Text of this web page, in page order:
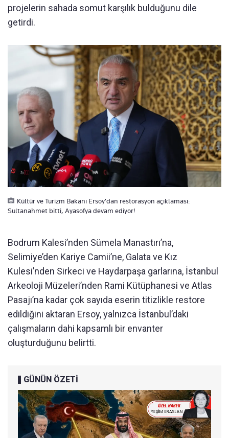
projelerin sahada somut karşılık bulduğunu dile
getirdi.
Kültür ve Turizm Bakanı Ersoy'dan restorasyon açıklaması:
Sultanahmet bitti, Ayasofya devam ediyor!
Bodrum Kalesi’nden Sümela Manastırı’na,
Selimiye’den Kariye Camii’ne, Galata ve Kız
Kulesi’nden Sirkeci ve Haydarpaşa garlarına, İstanbul
Arkeoloji Müzeleri’nden Rami Kütüphanesi ve Atlas
Pasajı’na kadar çok sayıda eserin titizlikle restore
edildiğini aktaran Ersoy, yalnızca İstanbul’daki
çalışmaların dahi kapsamlı bir envanter
oluşturduğunu belirtti.
GÜNÜN ÖZETİ